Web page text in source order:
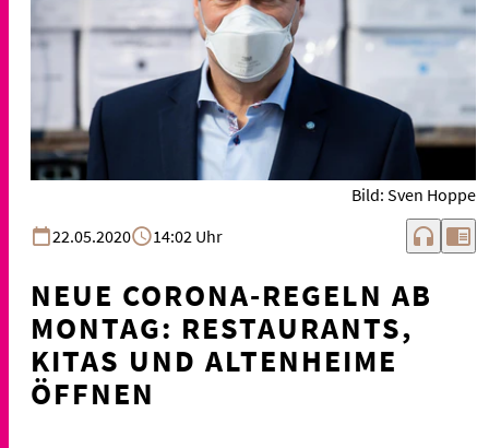
Bild: Sven Hoppe
22.05.2020
14:02 Uhr headphones chrome_reader_mode
NEUE CORONA-REGELN AB
MONTAG: RESTAURANTS,
KITAS UND ALTENHEIME
ÖFFNEN